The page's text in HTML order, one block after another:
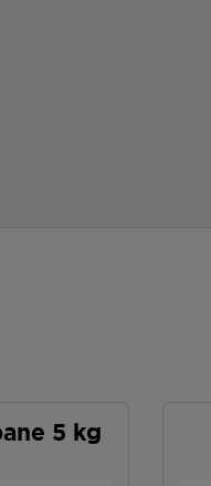
5 kg